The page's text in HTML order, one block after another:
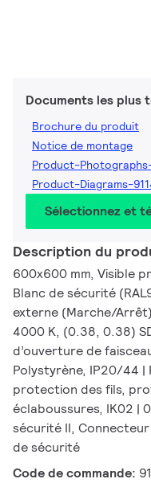
Documents les plus
Brochure du produit
Notice de montage
Product-Photographs-
Product-Diagrams-
Sélectionnez et
Description du
600x600 mm, Visible
Blanc de sécurité
externe (Marche/
4000 K, (0.38, 0.38)
d’ouverture de
Polystyrène, IP20/44
protection des fils,
éclaboussures, IK02 |
sécurité II,
de sécurité
Code de commande: